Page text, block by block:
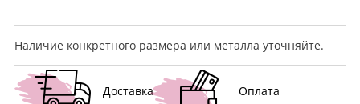
Наличие конкретного размера или металла уточняйте.
Доставка Оплата